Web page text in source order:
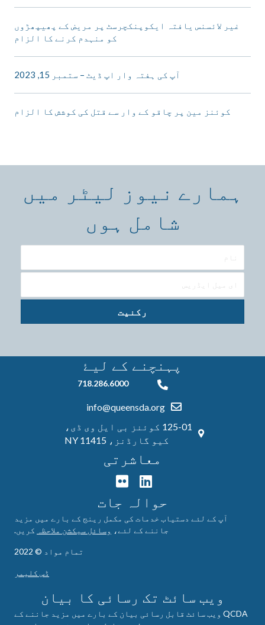
غیر لائسنس یافتہ ایکوپنکچرسٹ پر مریض کے پھیپھڑوں
کو منہدم کرنے کا الزام
آپ کی ہفتہ وار اپ ڈیٹ – ستمبر 15, 2023
کوئنز مین پر چاقو کے وار سے قتل کی کوشش کا الزام
ہمارے نیوز لیٹر میں
شامل ہوں
رکنیت
پہنچنے کے ليۓ
718.286.6000
718.286.6000
info@queensda.org
125-01 کوئنز بی ایل وی ڈی،
کیو گارڈنز، NY 11415
معاشرتی
حوالہ جات
آپ کے لئے دستیاب خدمات کی مکمل رینج کے بارے میں مزید
جاننے کے لئے، وسائل سیکشن ملاحظہ کریں.
تمام مواد © 2022
ڈس کلیمر
ویب سائٹ تک رسائی کا بیان
QCDA ویب سائٹ قابل رسائی بیان کے بارے میں مزید جاننے کے